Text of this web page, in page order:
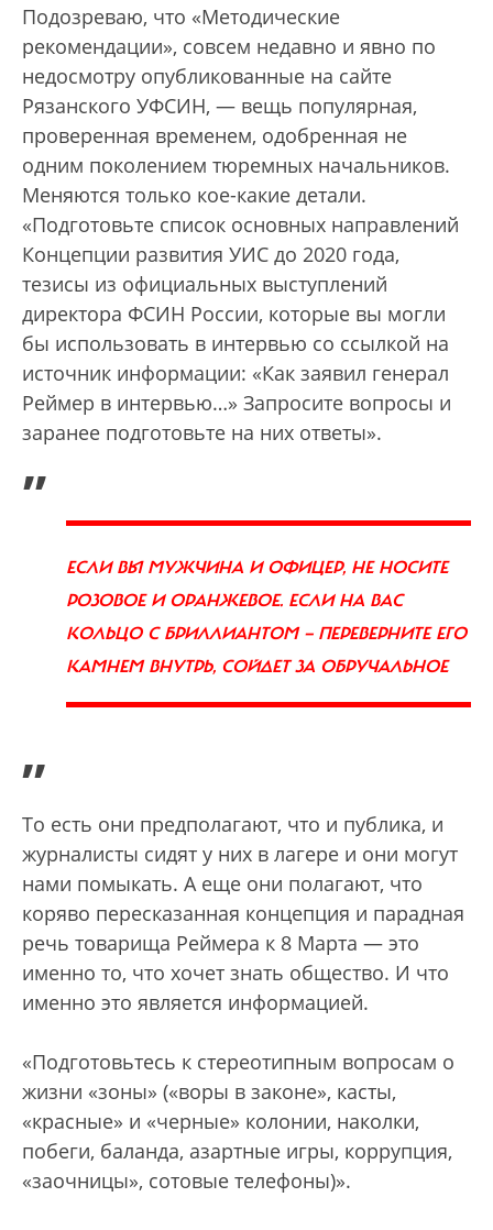
Подозреваю, что «Методические
рекомендации», совсем недавно и явно по
недосмотру опубликованные на сайте
Рязанского УФСИН, — вещь популярная,
проверенная временем, одобренная не
одним поколением тюремных начальников.
Меняются только кое-какие детали.
«Подготовьте список основных направлений
Концепции развития УИС до 2020 года,
тезисы из официальных выступлений
директора ФСИН России, которые вы могли
бы использовать в интервью со ссылкой на
источник информации: «Как заявил генерал
Реймер в интервью…» Запросите вопросы и
заранее подготовьте на них ответы».
„
ЕСЛИ ВЫ МУЖЧИНА И ОФИЦЕР, НЕ НОСИТЕ
РОЗОВОЕ И ОРАНЖЕВОЕ. ЕСЛИ НА ВАС
КОЛЬЦО С БРИЛЛИАНТОМ — ПЕРЕВЕРНИТЕ ЕГО
КАМНЕМ ВНУТРЬ, СОЙДЕТ ЗА ОБРУЧАЛЬНОЕ
”
То есть они предполагают, что и публика, и
журналисты сидят у них в лагере и они могут
нами помыкать. А еще они полагают, что
коряво пересказанная концепция и парадная
речь товарища Реймера к 8 Марта — это
именно то, что хочет знать общество. И что
именно это является информацией.
«Подготовьтесь к стереотипным вопросам о
жизни «зоны» («воры в законе», касты,
«красные» и «черные» колонии, наколки,
побеги, баланда, азартные игры, коррупция,
«заочницы», сотовые телефоны)».